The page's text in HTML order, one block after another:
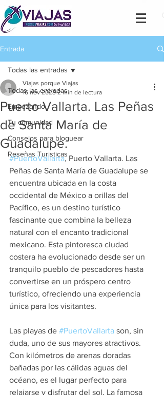
Entrada
Todas las entradas
Empezando
Tu comunidad
Consejos para bloguear
Reseñas Turisticas
Todas las entradas
Puerto Vallarta. Las Peñas
de Santa María de
Guadalupe.
Viajas porque Viajas
16 nov 2023 2 min de lectura
#PuertoVallarta, Puerto Vallarta. Las
Peñas de Santa María de Guadalupe se
encuentra ubicada en la costa
occidental de México a orillas del
Pacífico, es un destino turístico
fascinante que combina la belleza
natural con el encanto tradicional
mexicano. Esta pintoresca ciudad
costera ha evolucionado desde ser un
tranquilo pueblo de pescadores hasta
convertirse en un próspero centro
turístico, ofreciendo una experiencia
única para los visitantes.
Las playas de #PuertoVallarta son, sin
duda, uno de sus mayores atractivos.
Con kilómetros de arenas doradas
bañadas por las cálidas aguas del
océano, es el lugar perfecto para
relajarse y disfrutar del sol. La famosa